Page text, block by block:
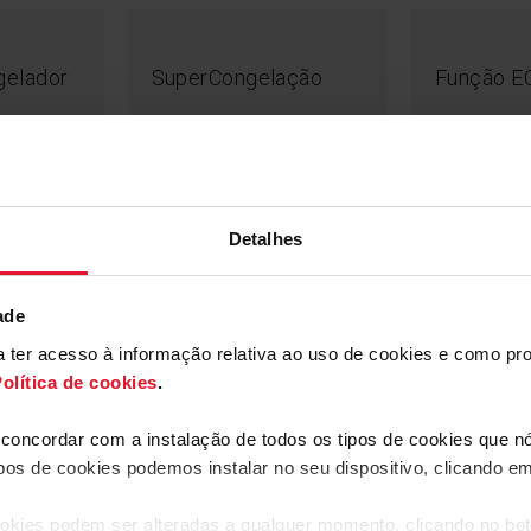
Detalhes
ter acesso à informação relativa ao uso de cookies e como
de cookies.
com a instalação de todos os tipos de cookies que
de cookies podemos instalar no seu dispositivo, clicando
podem ser alteradas a qualquer momento, clicando no
energia?
inversor.
e minimiza
mais amigo do
SuperCongelação Função
Alarme de
temperatura
Congelador